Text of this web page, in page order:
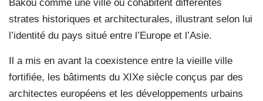
Bakou comme une ville où cohabitent différentes
strates historiques et architecturales, illustrant selon lui
l’identité du pays situé entre l’Europe et l’Asie.
Il a mis en avant la coexistence entre la vieille ville
fortifiée, les bâtiments du XIXe siècle conçus par des
architectes européens et les développements urbains